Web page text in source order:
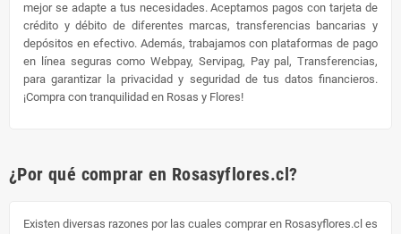
mejor se adapte a tus necesidades. Aceptamos pagos con tarjeta de
crédito y débito de diferentes marcas, transferencias bancarias y
depósitos en efectivo. Además, trabajamos con plataformas de pago
en línea seguras como Webpay, Servipag, Pay pal, Transferencias,
para garantizar la privacidad y seguridad de tus datos financieros.
¡Compra con tranquilidad en Rosas y Flores!
¿Por qué comprar en Rosasyflores.cl?
Existen diversas razones por las cuales comprar en Rosasyflores.cl es